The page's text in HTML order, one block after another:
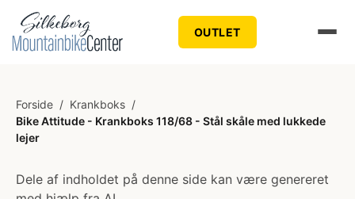
OUTLET
Forside / Krankboks /
Bike Attitude - Krankboks 118/68 - Stål skåle med lukkede
lejer
Dele af indholdet på denne side kan være genereret